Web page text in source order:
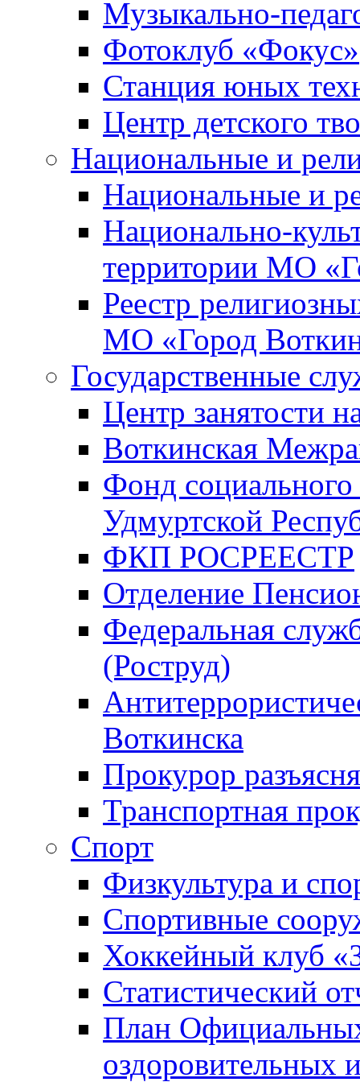
Музыкально-
Фотоклуб «Фокус»
Станция юных
Центр детского
Национальные и
Национальные и
Национально-
территории МО
Реестр
МО «Город
Государственные
Центр занятости
Воткинская
Фонд
Удмуртской
ФКП РОСРЕЕСТР
Отделение
Федеральная
(Роструд)
Воткинска
Прокурор
Транспортная
Спорт
Физкультура и
Спортивные
Хоккейный клуб
Статистический
План
оздоровительных